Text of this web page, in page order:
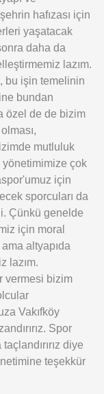
hafızası için
yaşatacak
daha da
lazım.
bu işin temelinin
bundan
özel de de bizim
mutluluk
yönetimimize çok
için
sporcuları da
Çünkü genelde
için moral
altyapıda
lazım.
vermesi bizim
Vakıfköy
Spor
diye
teşekkür